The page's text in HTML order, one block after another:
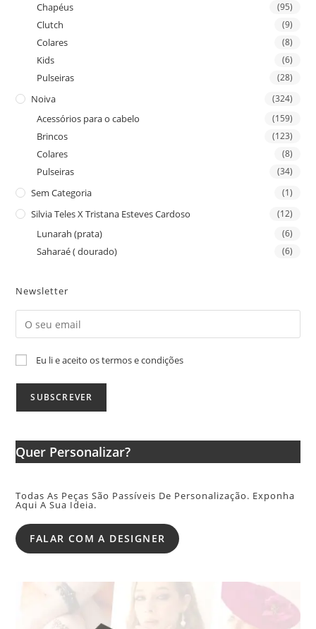
Chapéus (95)
Clutch (9)
Colares (8)
Kids (6)
Pulseiras (28)
Noiva (324)
Acessórios para o cabelo (159)
Brincos (123)
Colares (8)
Pulseiras (34)
Sem Categoria (1)
Silvia Teles X Tristana Esteves Cardoso (12)
Lunarah (prata) (6)
Saharaé ( dourado) (6)
Newsletter
Eu li e aceito os termos e condições
Quer Personalizar?
Todas As Peças São Passíveis De Personalização. Exponha
Aqui A Sua Ideia.
FALAR COM A DESIGNER